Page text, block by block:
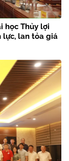
học Thủy lợi
lực, lan tỏa giá